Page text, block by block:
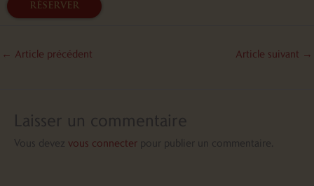
réserver
← Article précédent Article suivant →
Laisser un commentaire
Vous devez vous connecter pour publier un commentaire.